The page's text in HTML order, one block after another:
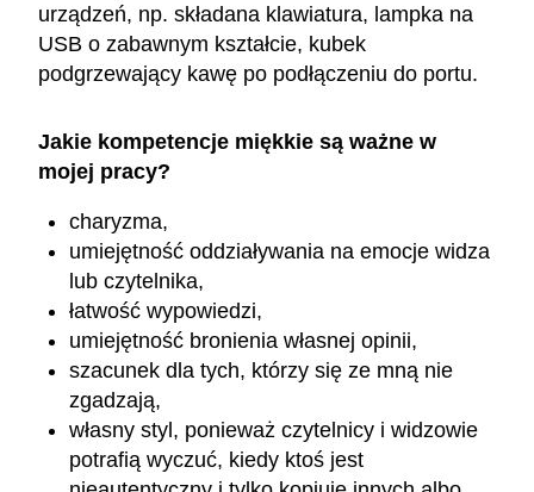
urządzeń, np. składana klawiatura, lampka na
USB o zabawnym kształcie, kubek
podgrzewający kawę po podłączeniu do portu.
Jakie kompetencje miękkie są ważne w
mojej pracy?
charyzma,
umiejętność oddziaływania na emocje widza
lub czytelnika,
łatwość wypowiedzi,
umiejętność bronienia własnej opinii,
szacunek dla tych, którzy się ze mną nie
zgadzają,
własny styl, ponieważ czytelnicy i widzowie
potrafią wyczuć, kiedy ktoś jest